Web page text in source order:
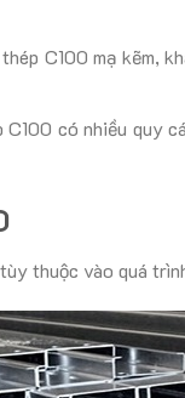
C100 mạ kẽm,
C100 có nhiều quy
thuộc vào quá